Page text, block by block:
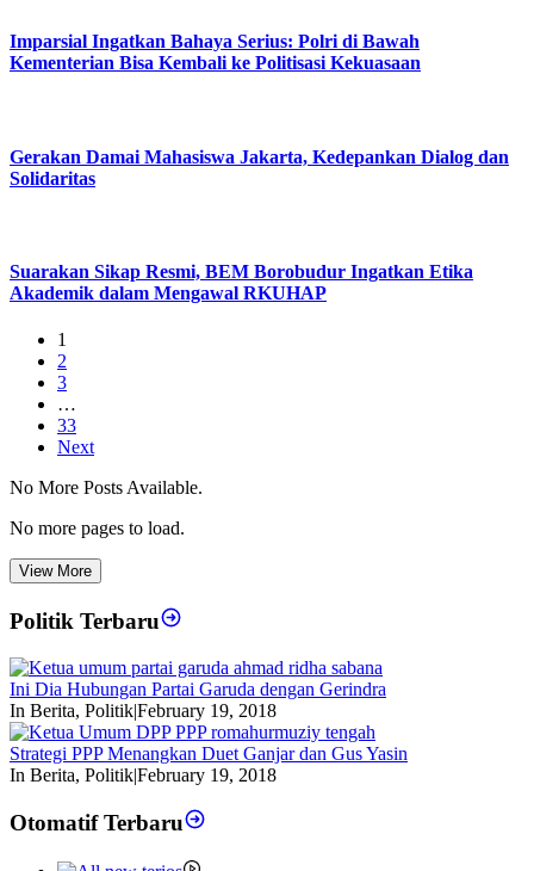
Imparsial Ingatkan Bahaya Serius: Polri di Bawah
Kementerian Bisa Kembali ke Politisasi Kekuasaan
Gerakan Damai Mahasiswa Jakarta, Kedepankan Dialog dan
Solidaritas
Suarakan Sikap Resmi, BEM Borobudur Ingatkan Etika
Akademik dalam Mengawal RKUHAP
1
2
3
…
33
Next
No More Posts Available.
No more pages to load.
View More
Politik Terbaru
Ini Dia Hubungan Partai Garuda dengan Gerindra
In Berita, Politik|February 19, 2018
Strategi PPP Menangkan Duet Ganjar dan Gus Yasin
In Berita, Politik|February 19, 2018
Otomatif Terbaru